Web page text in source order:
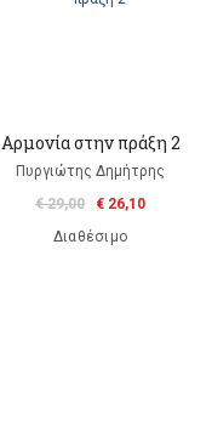
Αρμονία στην πράξη 2
Πυργιώτης Δημήτρης
€ 29,00
€ 26,10
Διαθέσιμο